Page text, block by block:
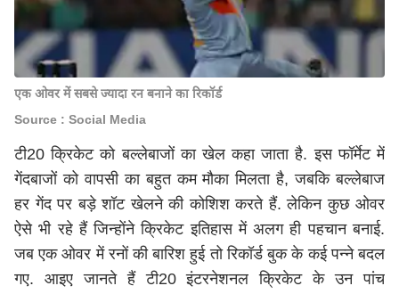
एक ओवर में सबसे ज्यादा रन बनाने का रिकॉर्ड
Source : Social Media
टी20 क्रिकेटको बल्लेबाजों का खेल कहा जाता है. इस फॉर्मेट में
गेंदबाजों को वापसी का बहुत कम मौका मिलता है, जबकि बल्लेबाज
हर गेंद पर बड़े शॉट खेलने की कोशिश करते हैं. लेकिन कुछ ओवर
ऐसे भी रहे हैं जिन्होंने क्रिकेट इतिहास में अलग ही पहचान बनाई.
जब एक ओवर में रनों की बारिश हुई तो रिकॉर्ड बुक के कई पन्ने बदल
गए. आइए जानते हैंटी20 इंटरनेशनल क्रिकेट के उन पांच